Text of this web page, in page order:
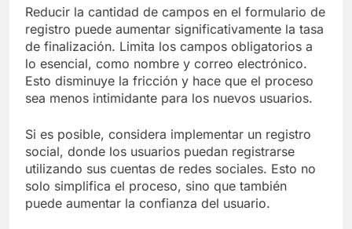
Reducir la cantidad de campos en el formulario de
registro puede aumentar significativamente la tasa
de finalización. Limita los campos obligatorios a
lo esencial, como nombre y correo electrónico.
Esto disminuye la fricción y hace que el proceso
sea menos intimidante para los nuevos usuarios.
Si es posible, considera implementar un registro
social, donde los usuarios puedan registrarse
utilizando sus cuentas de redes sociales. Esto no
solo simplifica el proceso, sino que también
puede aumentar la confianza del usuario.